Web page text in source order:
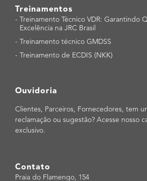
Treinamentos
- Treinamento Técnico VDR: Garantindo
Excelência na JRC Brasil
- Treinamento técnico GMDSS
- Treinamento de ECDIS (NKK)
Ouvidoria
Clientes, Parceiros, Fornecedores, tem
reclamação ou sugestão? Acesse nosso
exclusivo.
Contato
Praia do Flamengo, 154